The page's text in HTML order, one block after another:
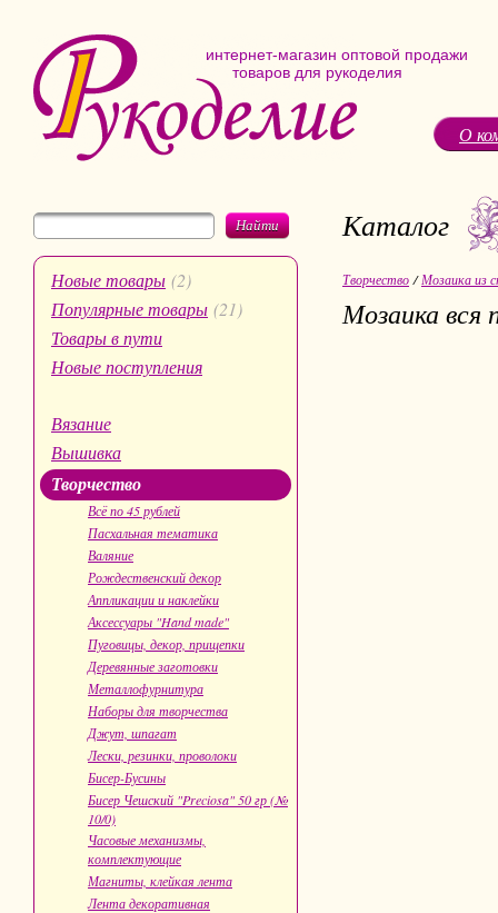
интернет-магазин оптовой продажи
товаров для рукоделия
О
Найти
Новые товары (2)
Популярные товары (21)
Товары в пути
Новые поступления
Вязание
Вышивка
Творчество
Всё по 45 рублей
Пасхальная тематика
Валяние
Рождественский декор
Аппликации и наклейки
Аксессуары "Hand made"
Пуговицы, декор, прищепки
Деревянные заготовки
Металлофурнитура
Наборы для творчества
Джут, шпагат
Лески, резинки, проволоки
Бисер-Бусины
Бисер Чешский "Preciosa" 50 гр (№
10/0)
Часовые механизмы,
комплектующие
Магниты, клейкая лента
Лента декоративная
Каталог
Творчество /Мозаика из
Мозаика вся